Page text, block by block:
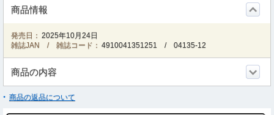
商品情報
発売日： 2025年10月24日
雑誌JAN / 雑誌コード： 4910041351251 /04135-12
商品の内容
商品の返品について